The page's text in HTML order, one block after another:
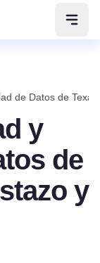
Abrir
de Datos de
y
de
y